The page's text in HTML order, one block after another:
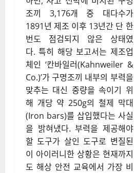
조끼 3,176개 중 대다수가
1891년 제조 이후 13년간 단 한
번도 점검되지 않은 상태였
다. 특히 해당 보고서는 제조업
체인 ‘칸바일러(Kahnweiler &
Co.)’가 구명조끼 내부의 부력을
맞추는 대신 중량을 속이기 위
해 개당 약 250g의 철제 막대
(Iron bars)를 삽입했다는 사실
을 밝혀냈다. 부력을 제공해야
할 도구가 살인 도구로 변질된
이 아이러니한 상황은 현재까지
도 해상 안전 교육에서 가장 비